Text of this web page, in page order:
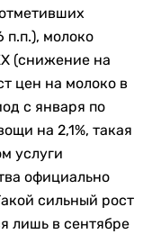
п.п.), молоко
(снижение на
цен на молоко в
с января по
на 2,1%, такая
услуги
официально
сильный рост
лишь в сентябре